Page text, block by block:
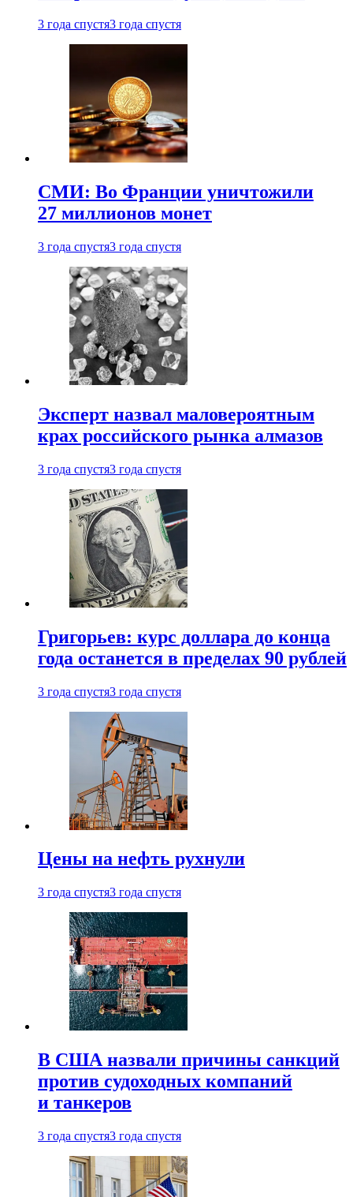
3 года спустя3 года спустя
СМИ: Во Франции уничтожили
27 миллионов монет
3 года спустя3 года спустя
Эксперт назвал маловероятным
крах российского рынка алмазов
3 года спустя3 года спустя
Григорьев: курс доллара до конца
года останется в пределах 90 рублей
3 года спустя3 года спустя
Цены на нефть рухнули
3 года спустя3 года спустя
В США назвали причины санкций
против судоходных компаний
и танкеров
3 года спустя3 года спустя